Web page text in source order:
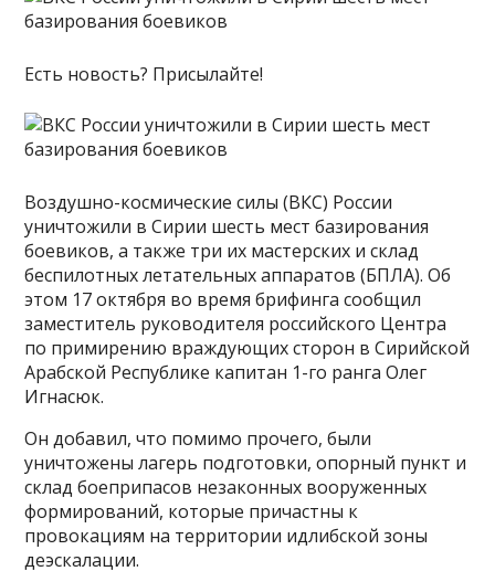
Есть новость? Присылайте!
Воздушно-космические силы (ВКС) России
уничтожили в Сирии шесть мест базирования
боевиков, а также три их мастерских и склад
беспилотных летательных аппаратов (БПЛА). Об
этом 17 октября во время брифинга сообщил
заместитель руководителя российского Центра
по примирению враждующих сторон в Сирийской
Арабской Республике капитан 1-го ранга Олег
Игнасюк.
Он добавил, что помимо прочего, были
уничтожены лагерь подготовки, опорный пункт и
склад боеприпасов незаконных вооруженных
формирований, которые причастны к
провокациям на территории идлибской зоны
деэскалации.